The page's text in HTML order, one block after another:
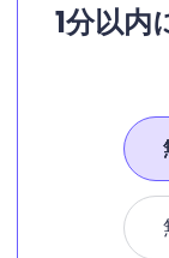
1分以内